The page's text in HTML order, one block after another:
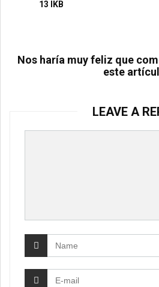
13 IKB
Nos haría muy feliz que
este
LEAVE A